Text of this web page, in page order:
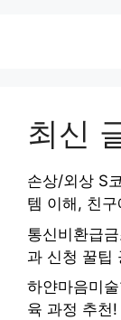
최신
손상/외상 S
템 이해, 친
통신비환급
과 신청 꿀팁
하얀마음미
육 과정 추천